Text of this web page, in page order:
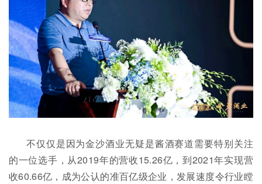
不仅仅是因为金沙酒业无疑是酱酒赛道需要特别关注
的一位选手，从2019年的营收15.26亿，到2021年实现营
收60.66亿，成为公认的准百亿级企业，发展速度令行业瞠